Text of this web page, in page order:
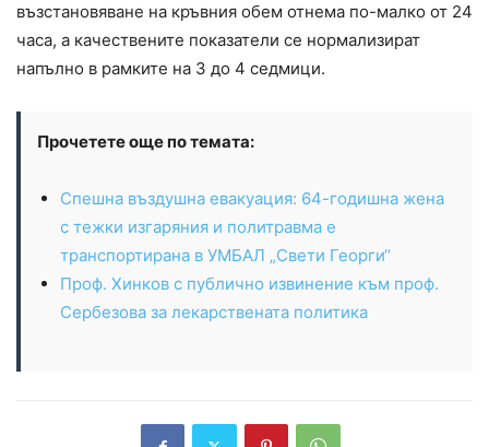
възстановяване на кръвния обем отнема по-малко от 24
часа, а качествените показатели се нормализират
напълно в рамките на 3 до 4 седмици.
Прочетете още по темата:
Спешна въздушна евакуация: 64-годишна жена
с тежки изгаряния и политравма е
транспортирана в УМБАЛ „Свети Георги“
Проф. Хинков с публично извинение към проф.
Сербезова за лекарствената политика